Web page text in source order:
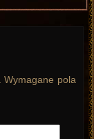
Wymagane pola